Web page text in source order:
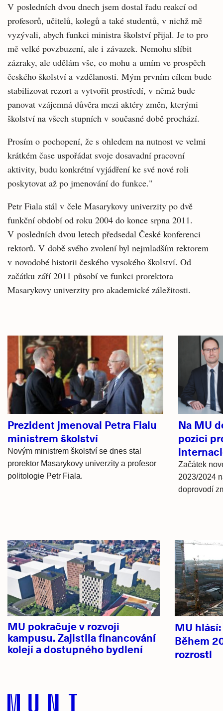
V posledních dvou dnech jsem dostal řadu reakcí od
profesorů, učitelů, kolegů a také studentů, v nichž mě
vyzývali, abych funkci ministra školství přijal. Je to pro
mě velké povzbuzení, ale i závazek. Nemohu slíbit
zázraky, ale udělám vše, co mohu a umím ve prospěch
českého školství a vzdělanosti. Mým prvním cílem bude
stabilizovat rezort a vytvořit prostředí, v němž bude
panovat vzájemná důvěra mezi aktéry změn, kterými
školství na všech stupních v současné době prochází.
Prosím o pochopení, že s ohledem na nutnost ve velmi
krátkém čase uspořádat svoje dosavadní pracovní
aktivity, budu konkrétní vyjádření ke své nové roli
poskytovat až po jmenování do funkce."
Petr Fiala stál v čele Masarykovy univerzity po dvě
funkční období od roku 2004 do konce srpna 2011.
V posledních dvou letech předsedal České konferenci
rektorů. V době svého zvolení byl nejmladším rektorem
v novodobé historii českého vysokého školství. Od
začátku září 2011 působí ve funkci prorektora
Masarykovy univerzity pro akademické záležitosti.
Související
články
Prezident jmenoval Petra Fialu
ministrem školství
Novým ministrem školství se dnes stal
prorektor Masarykovy univerzity a profesor
politologie Petr Fiala.
Na MU
pozici
Začátek
2023/2024
doprovodí
Hlavní
novinky
MU pokračuje v rozvoji
kampusu. Zajistila financování
kolejí a dostupného bydlení
MU
Během
rozrostl